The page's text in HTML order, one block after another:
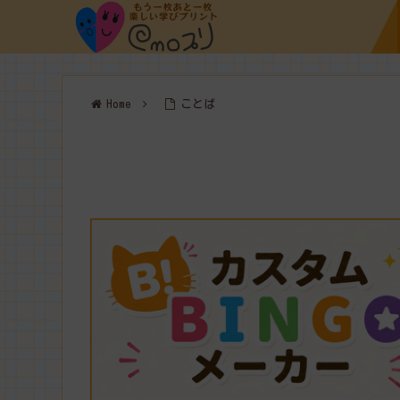
Home ことば